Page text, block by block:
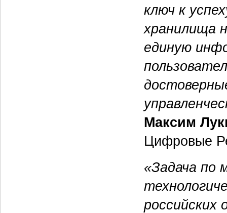
ключ к
хранилища
единую
Максим
Цифровые
«Задача по
российских